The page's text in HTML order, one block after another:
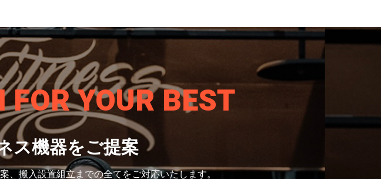
FOR YOUR BEST
ス機器をご提案
、搬入設置組立までの全てをご対応いたします。